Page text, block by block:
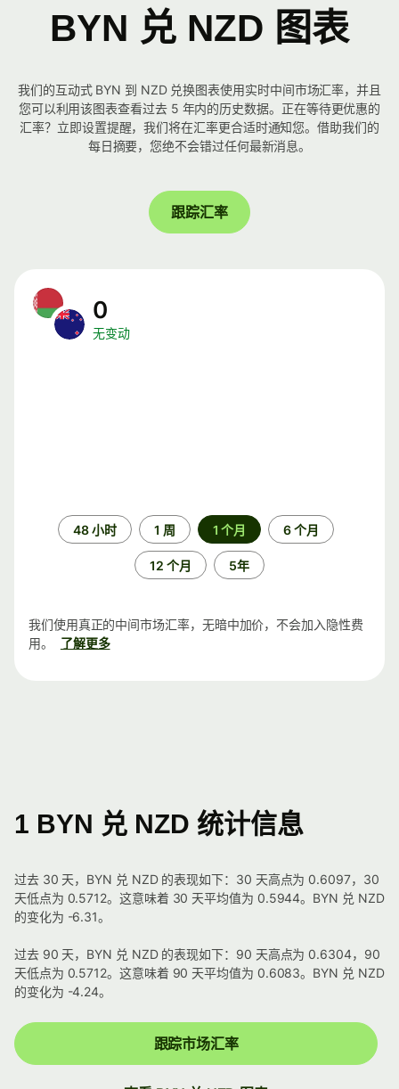
BYN 兑 NZD 图表
我们的互动式 BYN 到 NZD 兑换图表使用实时中间市场汇率，并且
您可以利用该图表查看过去 5 年内的历史数据。正在等待更优惠的
汇率？立即设置提醒，我们将在汇率更合适时通知您。借助我们的
每日摘要，您绝不会错过任何最新消息。
跟踪汇率
0
无变动
48 小时 1 周 1 个月 6 个月
12 个月 5年
我们使用真正的中间市场汇率，无暗中加价，不会加入隐性费
用。
了解更多
1 BYN 兑 NZD 统计信息
过去 30 天，BYN 兑 NZD 的表现如下：30 天高点为 0.6097，30
天低点为 0.5712。这意味着 30 天平均值为 0.5944。BYN 兑 NZD
的变化为 -6.31。
过去 90 天，BYN 兑 NZD 的表现如下：90 天高点为 0.6304，90
天低点为 0.5712。这意味着 90 天平均值为 0.6083。BYN 兑 NZD
的变化为 -4.24。
跟踪市场汇率